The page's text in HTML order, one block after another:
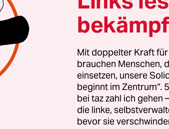
alles bis aufs i-Tüpfelchen
Energiewende und obendrauf
dass Straßenlaternen demnächst
und Temperatur aufsaugen
betrieben werden können.
Al-Wazir, der hier zu jungen
spricht, die wie er in den
2014 amtiert er in ganz
Mit doppelter Kraft
brauchen Menschen,
einsetzen, unsere
beginnt im Zentrum“.
bei taz zahl ich gehen
die linke,
bevor sie